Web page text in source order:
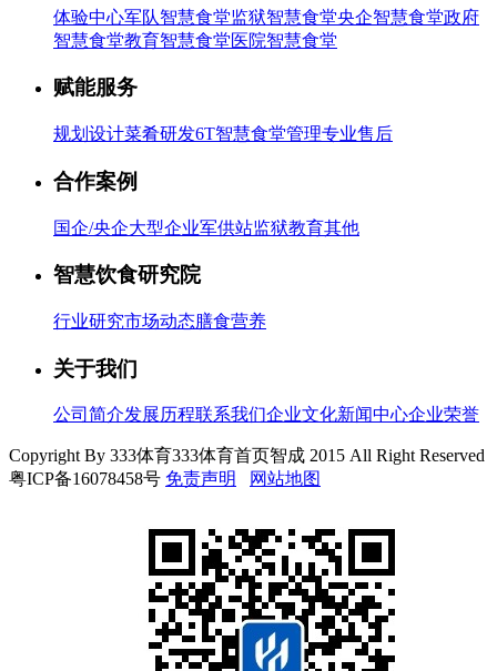
体验中心军队智慧食堂监狱智慧食堂央企智慧食堂政府
智慧食堂教育智慧食堂医院智慧食堂
赋能服务
规划设计菜肴研发6T智慧食堂管理专业售后
合作案例
国企/央企大型企业军供站监狱教育其他
智慧饮食研究院
行业研究市场动态膳食营养
关于我们
公司简介发展历程联系我们企业文化新闻中心企业荣誉
Copyright By 333体育333体育首页智成 2015 All Right Reserved
粤ICP备16078458号 免责声明 网站地图